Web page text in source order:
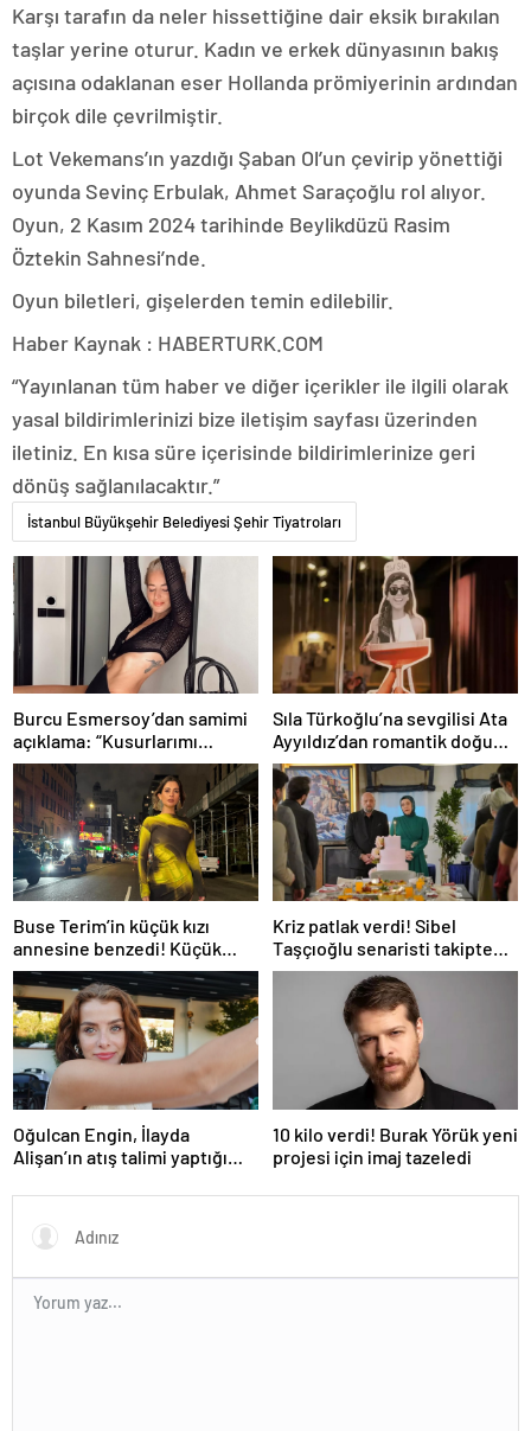
Karşı tarafın da neler hissettiğine dair eksik bırakılan
taşlar yerine oturur. Kadın ve erkek dünyasının bakış
açısına odaklanan eser Hollanda prömiyerinin ardından
birçok dile çevrilmiştir.
Lot Vekemans’ın yazdığı Şaban Ol’un çevirip yönettiği
oyunda Sevinç Erbulak, Ahmet Saraçoğlu rol alıyor.
Oyun, 2 Kasım 2024 tarihinde Beylikdüzü Rasim
Öztekin Sahnesi’nde.
Oyun biletleri, gişelerden temin edilebilir.
Haber Kaynak : HABERTURK.COM
“Yayınlanan tüm haber ve diğer içerikler ile ilgili olarak
yasal bildirimlerinizi bize iletişim sayfası üzerinden
iletiniz. En kısa süre içerisinde bildirimlerinize geri
dönüş sağlanılacaktır.”
İstanbul Büyükşehir Belediyesi Şehir Tiyatroları
Burcu Esmersoy’dan samimi
açıklama: “Kusurlarımı
seviyorum”
Sıla Türkoğlu’na sevgilisi Ata
Ayyıldız’dan romantik doğum
günü sürprizi
Buse Terim’in küçük kızı
annesine benzedi! Küçük
Naz’ın son haline yorum yağdı
Kriz patlak verdi! Sibel
Taşçıoğlu senaristi takipten
çıktı
Oğulcan Engin, İlayda
Alişan’ın atış talimi yaptığı
10 kilo verdi! Burak Yörük yeni
projesi için imaj tazeledi